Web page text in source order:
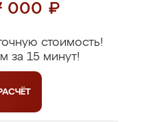
000 ₽
стоимость!
за 15 минут!